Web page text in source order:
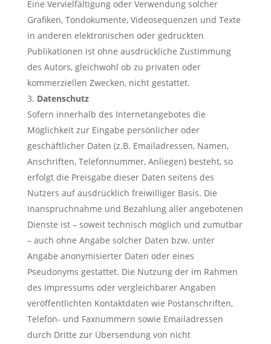
Eine Vervielfältigung oder Verwendung solcher
Grafiken, Tondokumente, Videosequenzen und Texte
in anderen elektronischen oder gedruckten
Publikationen ist ohne ausdrückliche Zustimmung
des Autors, gleichwohl ob zu privaten oder
kommerziellen Zwecken, nicht gestattet.
Datenschutz
Sofern innerhalb des Internetangebotes die
Möglichkeit zur Eingabe persönlicher oder
geschäftlicher Daten (z.B. Emailadressen, Namen,
Anschriften, Telefonnummer, Anliegen) besteht, so
erfolgt die Preisgabe dieser Daten seitens des
Nutzers auf ausdrücklich freiwilliger Basis. Die
Inanspruchnahme und Bezahlung aller angebotenen
Dienste ist – soweit technisch möglich und zumutbar
– auch ohne Angabe solcher Daten bzw. unter
Angabe anonymisierter Daten oder eines
Pseudonyms gestattet. Die Nutzung der im Rahmen
des Impressums oder vergleichbarer Angaben
veröffentlichten Kontaktdaten wie Postanschriften,
Telefon- und Faxnummern sowie Emailadressen
durch Dritte zur Übersendung von nicht